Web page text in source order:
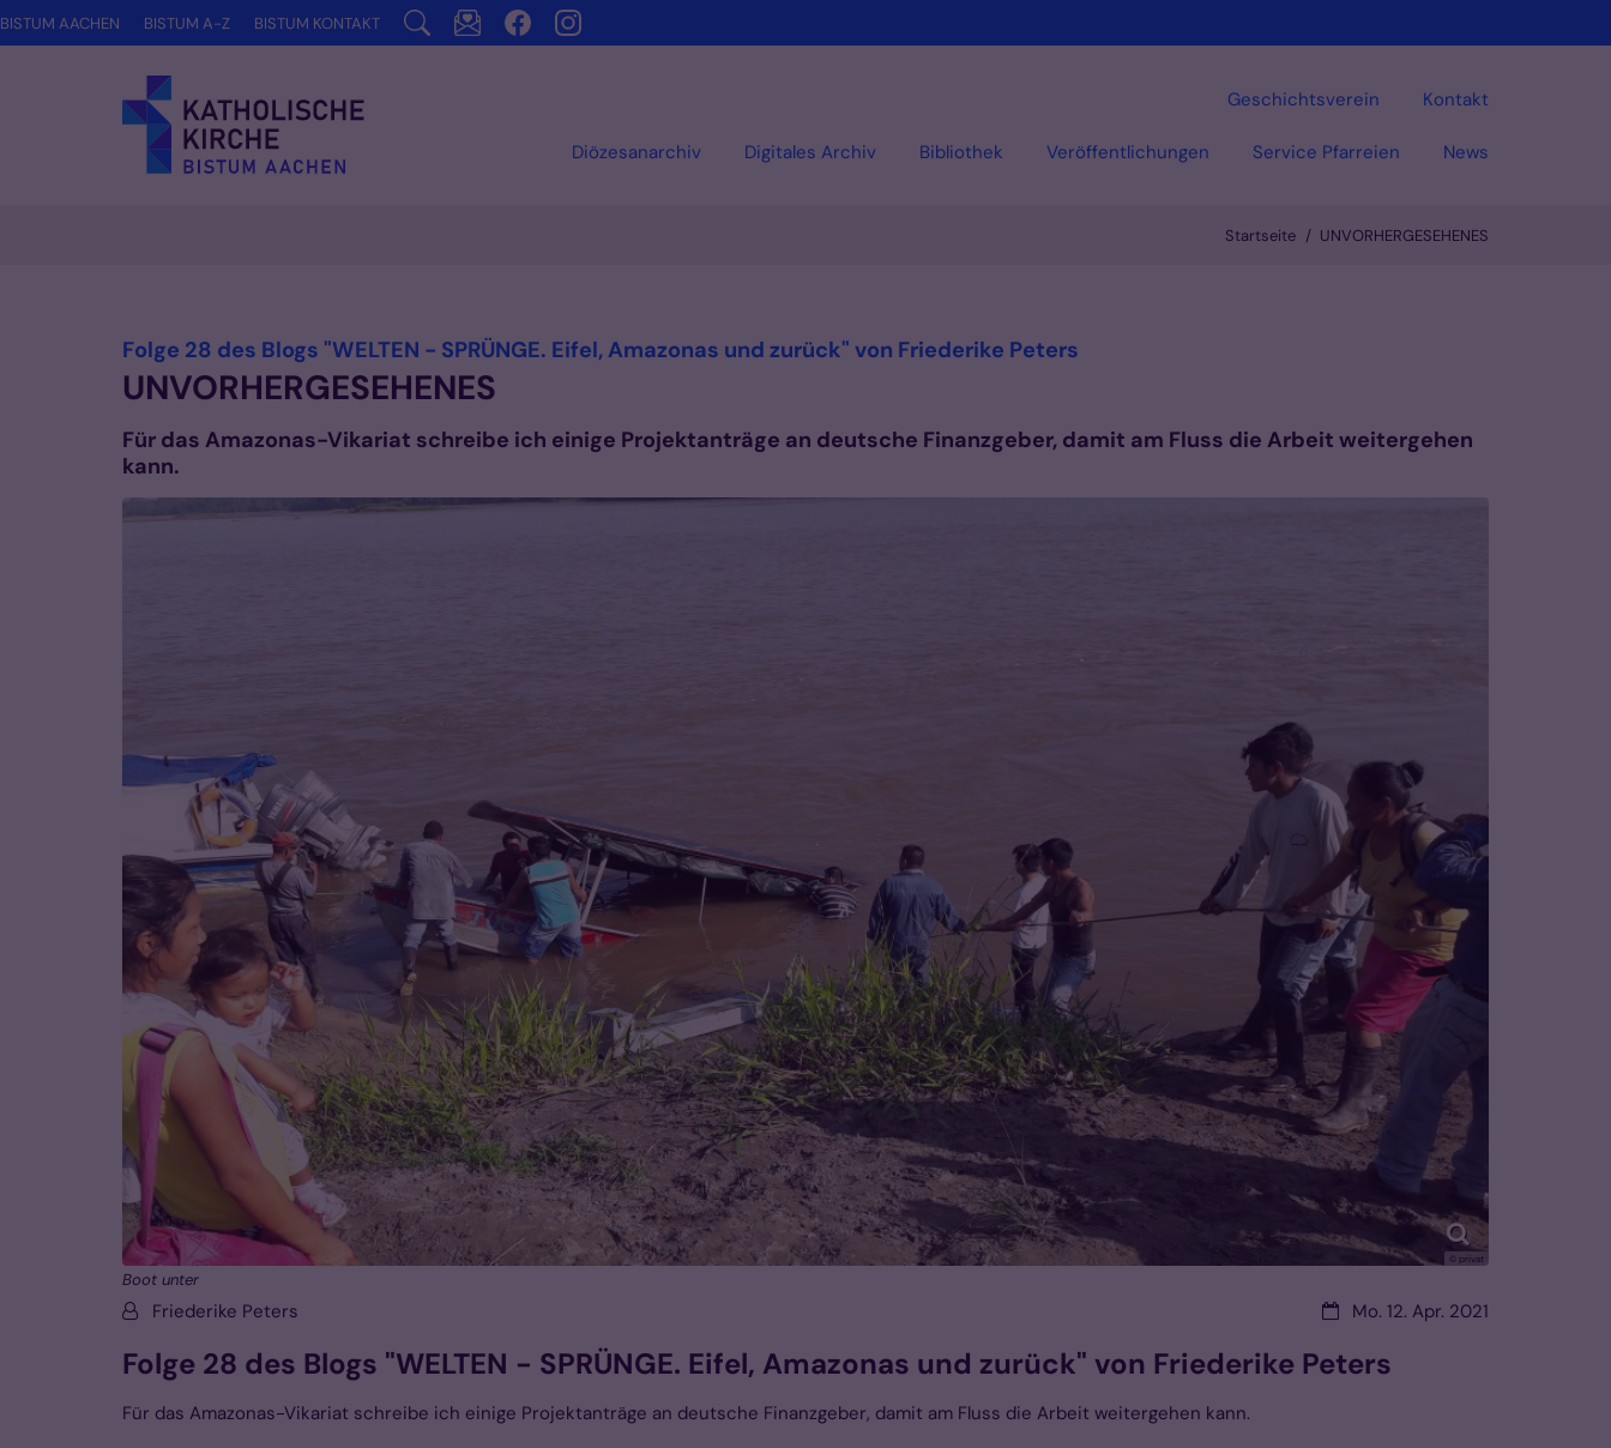
Zum Inhalt springen
Diözesanarchiv Digitales Archiv Bibliothek Veröffentlichungen Service Pfarreien News
Geschichtsverein Kontakt
BISTUM AACHEN BISTUM A-Z BISTUM KONTAKT
Startseite UNVORHERGESEHENES
Folge 28 des Blogs "WELTEN - SPRÜNGE. Eifel, Amazonas und zurück" von Friederike Peters
UNVORHERGESEHENES
Für das Amazonas-Vikariat schreibe ich einige Projektanträge an deutsche Finanzgeber, damit am Fluss die Arbeit weitergehen
kann.
© privat
Boot unter
Datum:Mo. 12. Apr. 2021
Von:Friederike Peters
Folge 28 des Blogs "WELTEN - SPRÜNGE. Eifel, Amazonas und zurück" von Friederike Peters
Für das Amazonas-Vikariat schreibe ich einige Projektanträge an deutsche Finanzgeber, damit am Fluss die Arbeit weitergehen kann.